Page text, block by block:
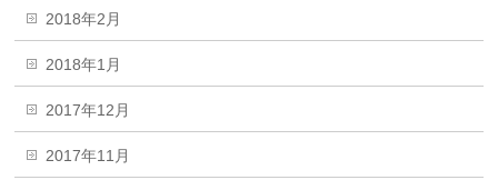
2018年2月
2018年1月
2017年12月
2017年11月